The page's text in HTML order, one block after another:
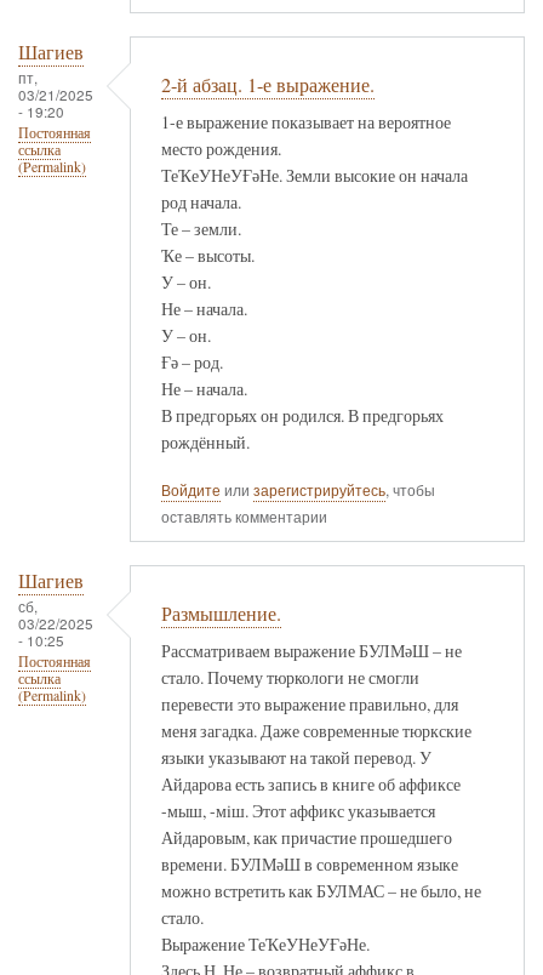
Шагиев
пт,
03/21/2025
- 19:20
Постоянная
ссылка
(Permalink)
2-й абзац. 1-е выражение.
1-е выражение показывает на вероятное
место рождения.
ТеҠеУНеУҒәНе. Земли высокие он начала
род начала.
Те – земли.
Ҡе – высоты.
У – он.
Не – начала.
У – он.
Ғә – род.
Не – начала.
В предгорьях он родился. В предгорьях
рождённый.
Войдите или зарегистрируйтесь, чтобы
оставлять комментарии
Шагиев
сб,
03/22/2025
- 10:25
Постоянная
ссылка
(Permalink)
Размышление.
Рассматриваем выражение БУЛМәШ – не
стало. Почему тюркологи не смогли
перевести это выражение правильно, для
меня загадка. Даже современные тюркские
языки указывают на такой перевод. У
Айдарова есть запись в книге об аффиксе
-мыш, -мiш. Этот аффикс указывается
Айдаровым, как причастие прошедшего
времени. БУЛМәШ в современном языке
можно встретить как БУЛМАС – не было, не
стало.
Выражение ТеҠеУНеУҒәНе.